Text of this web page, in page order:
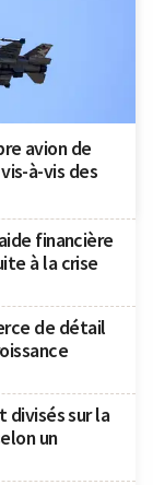
avion de
à-vis des
financière
à la crise
de détail
divisés sur la
un